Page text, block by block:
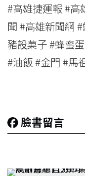
#高雄捷運報 #高
聞 #高雄新聞網
豬設菓子 #蜂蜜
#油飯 #金門 #馬
臉書留言